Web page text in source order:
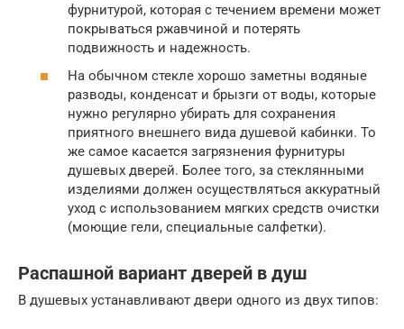
фурнитурой, которая с течением времени может
покрываться ржавчиной и потерять
подвижность и надежность.
На обычном стекле хорошо заметны водяные
разводы, конденсат и брызги от воды, которые
нужно регулярно убирать для сохранения
приятного внешнего вида душевой кабинки. То
же самое касается загрязнения фурнитуры
душевых дверей. Более того, за стеклянными
изделиями должен осуществляться аккуратный
уход с использованием мягких средств очистки
(моющие гели, специальные салфетки).
Распашной вариант дверей в душ
В душевых устанавливают двери одного из двух типов: